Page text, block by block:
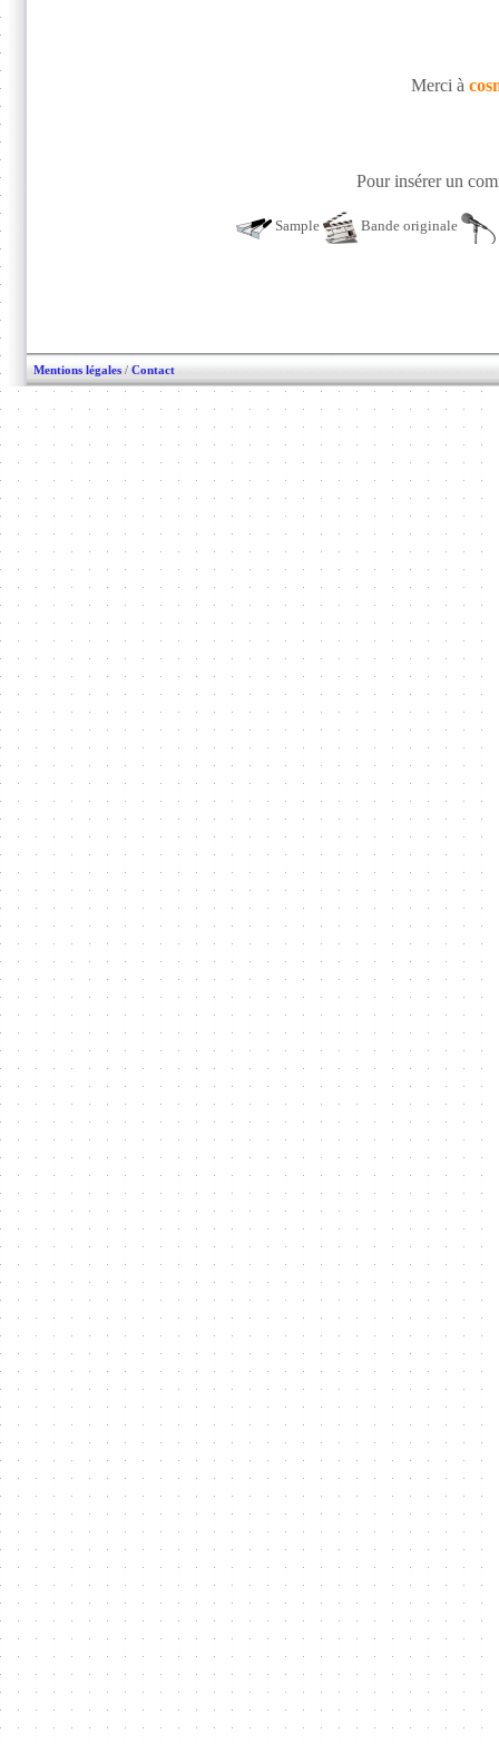
Merci à
Pour insérer un
Sample Bande originale
Mentions légales / Contact